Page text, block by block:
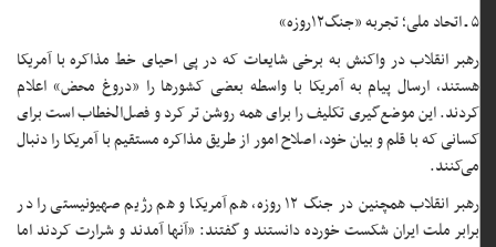
رهبر انقلاب در واکنش به برخی شایعات که در پی احیای خط مذاکره با آمریکا
هستند، ارسال پیام به آمریکا با واسطه بعضی کشورها را «دروغ محض» اعلام
کردند. این موضع‌گیری تکلیف را برای همه روشن تر کرد و فصل‌الخطاب است برای
کسانی که با قلم و بیان خود، اصلاح امور از طریق مذاکره مستقیم با آمریکا را دنبال
می‌کنند.
رهبر انقلاب همچنین در جنگ ۱۲ روزه، هم آمریکا و هم رژیم صهیونیستی را در
برابر ملت ایران شکست خورده دانستند و گفتند: «آنها آمدند و شرارت کردند اما